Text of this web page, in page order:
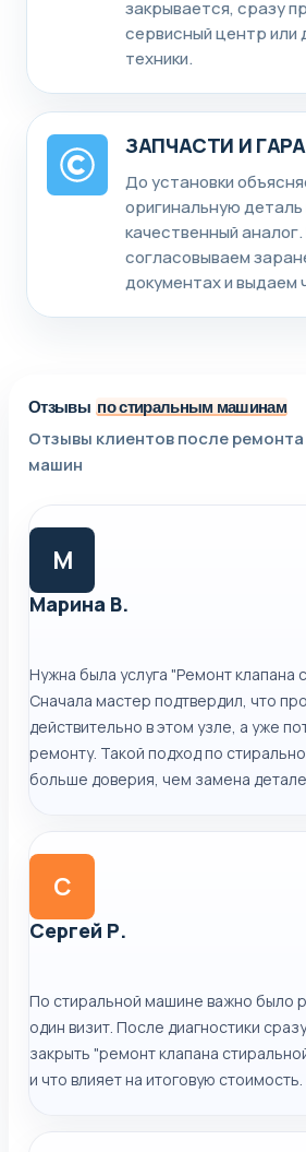
закрывается, сразу
сервисный центр или
техники.
ЗАПЧАСТИ И
До установки
оригинальную деталь
качественный
согласовываем
документах и выдаем
Отзывы по стиральным машинам
Отзывы клиентов после
машин
М
Марина В.
Нужна была услуга "Ремонт клапана
Сначала мастер подтвердил, что
действительно в этом узле, а уже
ремонту. Такой подход по
больше доверия, чем замена
С
Сергей Р.
По стиральной машине важно было
один визит. После диагностики
закрыть "ремонт клапана
и что влияет на итоговую стоимость.